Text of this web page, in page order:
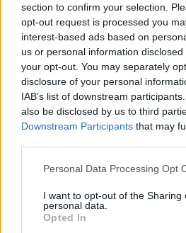
section to confirm your selection.
opt-out request is processed you
interest-based ads based on
us or personal information
your opt-out. You may separately
disclosure of your personal
IAB’s list of downstream
also be disclosed by us to third
Downstream Participants that may
Please note that this website/app
not limited to your visit or usage
grant or deny consent to Google
use your data for below specified
Personal Data Processing Opt
I want to opt-out of the Sharing
personal data.
Opted In